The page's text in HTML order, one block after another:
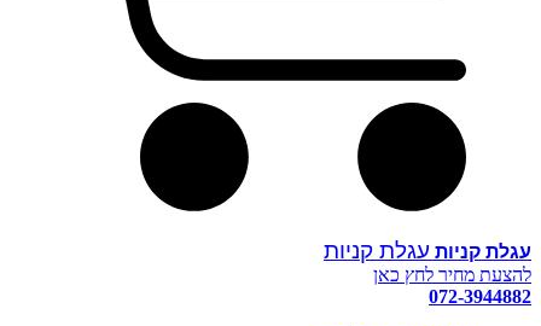
עגלת קניות
להצעת מחיר לחץ כאן
072-3944882